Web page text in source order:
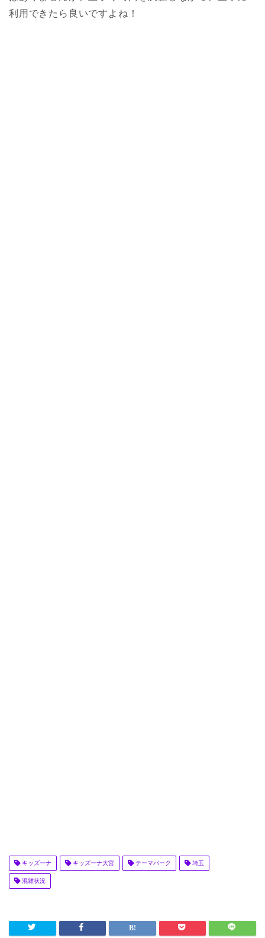
利用できたら良いですよね！
キッズーナ キッズーナ大宮 テーマパーク 埼玉
混雑状況